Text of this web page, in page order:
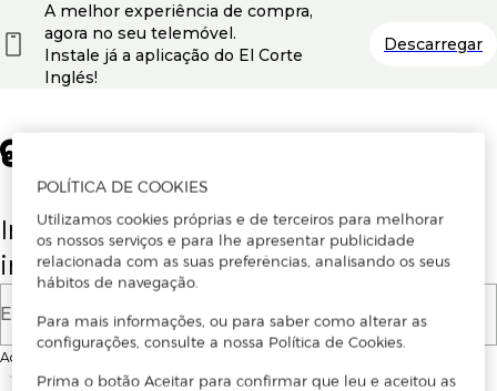
Insira o seu email para se registar ou
iniciar sessão.
E-mail
Ao continuar, aceitas as
A melhor experiência de compra,
agora no seu telemóvel.
Instale já a aplicação do El Corte
Inglés!
Descarregar
POLÍTICA DE COOKIES
Utilizamos cookies próprias e de terceiros para melhorar
os nossos serviços e para lhe apresentar publicidade
relacionada com as suas preferências, analisando os seus
hábitos de navegação.
Para mais informações, ou para saber como alterar as
configurações, consulte a nossa Política de Cookies.
Prima o botão Aceitar para confirmar que leu e aceitou as